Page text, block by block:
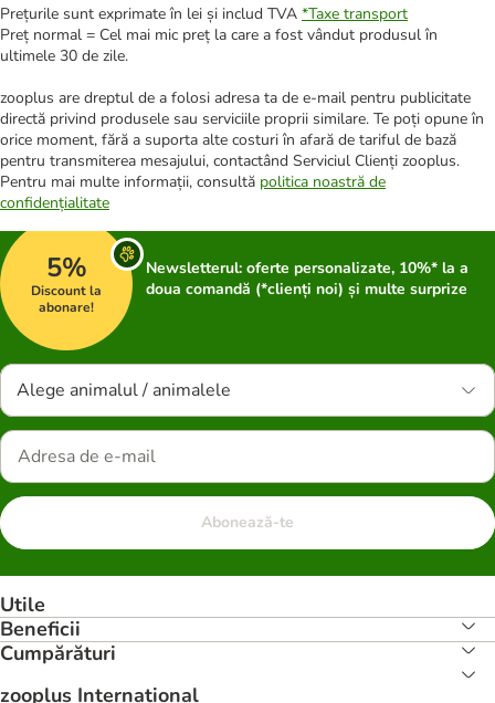
Prețurile sunt exprimate în lei și includ TVA *Taxe transport
Preț normal = Cel mai mic preț la care a fost vândut produsul în
ultimele 30 de zile.
zooplus are dreptul de a folosi adresa ta de e-mail pentru publicitate
directă privind produsele sau serviciile proprii similare. Te poți opune în
orice moment, fără a suporta alte costuri în afară de tariful de bază
pentru transmiterea mesajului, contactând Serviciul Clienți zooplus.
Pentru mai multe informații, consultă politica noastră de
confidențialitate
5%
Discount la
abonare!
Newsletterul: oferte personalizate, 10%* la a
doua comandă (*clienți noi) și multe surprize
Alege animalul / animalele
Abonează-te
Utile
Beneficii
Cumpărături
zooplus Internațional